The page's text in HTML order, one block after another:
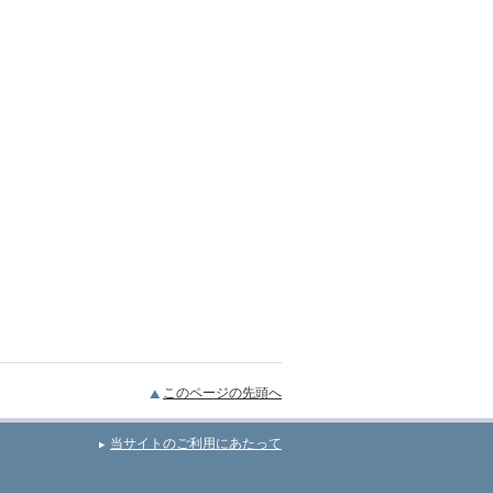
このページの先頭へ
当サイトのご利用にあたって